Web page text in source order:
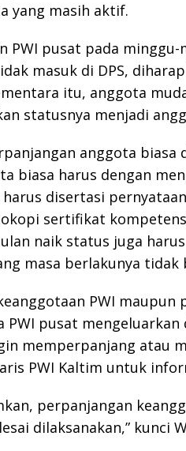
yang masih aktif.
PWI pusat pada
masuk di DPS,
itu, anggota
statusnya menjadi
anggota
biasa harus dengan
disertasi
sertifikat
naik status juga
masa berlakunya
PWI
PWI pusat
memperpanjang atau
PWI Kaltim untuk
perpanjangan
dilaksanakan,” kunci